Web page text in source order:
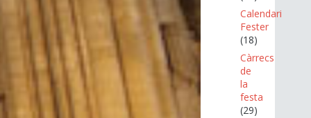
Calendari
Fester
(18)
Càrrecs
de
la
festa
(29)